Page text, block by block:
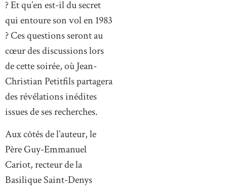
? Et qu’en est-il du secret
qui entoure son vol en 1983
? Ces questions seront au
cœur des discussions lors
de cette soirée, où Jean-
Christian Petitfils partagera
des révélations inédites
issues de ses recherches.
Aux côtés de l’auteur, le
Père Guy-Emmanuel
Cariot, recteur de la
Basilique Saint-Denys